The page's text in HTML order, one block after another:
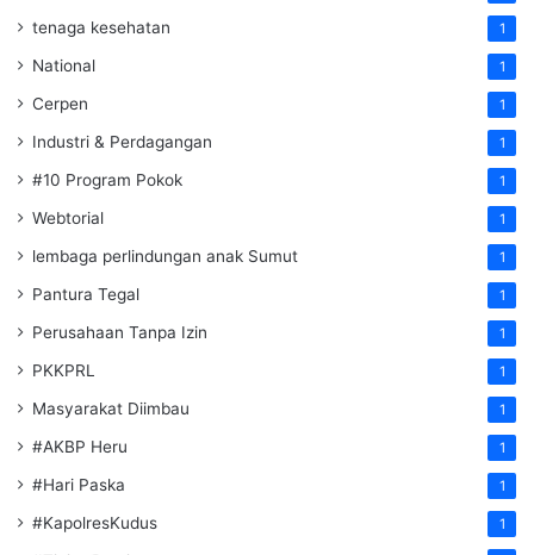
tenaga kesehatan 1
National 1
Cerpen 1
Industri & Perdagangan 1
#10 Program Pokok 1
Webtorial 1
lembaga perlindungan anak Sumut 1
Pantura Tegal 1
Perusahaan Tanpa Izin 1
PKKPRL 1
Masyarakat Diimbau 1
#AKBP Heru 1
#Hari Paska 1
#KapolresKudus 1